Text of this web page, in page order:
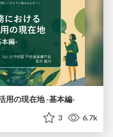
用の現在地 -基本編-
3 6.7k